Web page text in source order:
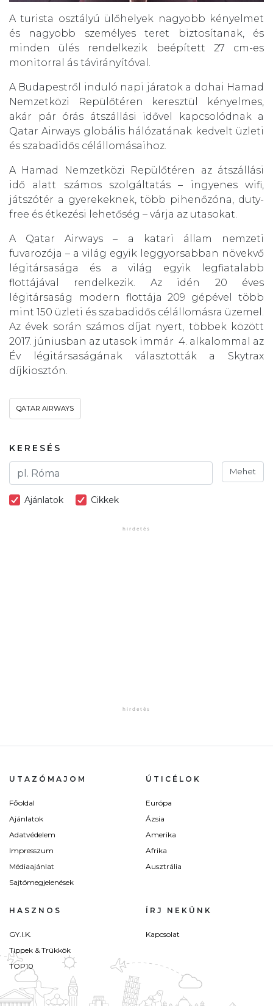
A turista osztályú ülőhelyek nagyobb kényelmet
és nagyobb személyes teret biztosítanak, és
minden ülés rendelkezik beépített 27 cm-es
monitorral ás távirányítóval.
A Budapestről induló napi járatok a dohai Hamad
Nemzetközi Repülőtéren keresztül kényelmes,
akár pár órás átszállási idővel kapcsolódnak a
Qatar Airways globális hálózatának kedvelt üzleti
és szabadidős célállomásaihoz.
A Hamad Nemzetközi Repülőtéren az átszállási
idő alatt számos szolgáltatás – ingyenes wifi,
játszótér a gyerekeknek, több pihenőzóna, duty-
free és étkezési lehetőség – várja az utasokat.
A Qatar Airways – a katari állam nemzeti
fuvarozója – a világ egyik leggyorsabban növekvő
légitársasága és a világ egyik legfiatalabb
flottájával rendelkezik. Az idén 20 éves
légitársaság modern flottája 209 gépével több
mint 150 üzleti és szabadidős célállomásra üzemel.
Az évek során számos díjat nyert, többek között
2017. júniusban az utasok immár 4. alkalommal az
Év légitársaságának választották a Skytrax
díjkiosztón.
QATAR AIRWAYS
KERESÉS
Mehet
Ajánlatok Cikkek
UTAZÓMAJOM
Főoldal
Ajánlatok
Adatvédelem
Impresszum
Médiaajánlat
Sajtómegjelenések
ÚTICÉLOK
Európa
Ázsia
Amerika
Afrika
Ausztrália
HASZNOS
GY.I.K.
Tippek & Trükkök
TOP10
ÍRJ NEKÜNK
Kapcsolat